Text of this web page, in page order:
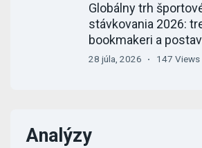
Globálny trh
stávkovania 2026:
bookmakeri a
28 júla, 2026 147 Views
Analýzy